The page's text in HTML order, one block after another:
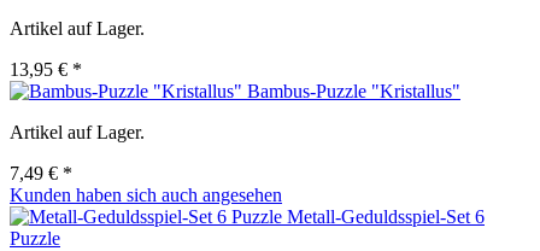
Artikel auf Lager.
13,95 € *
Bambus-Puzzle "Kristallus"
Artikel auf Lager.
7,49 € *
Kunden haben sich auch angesehen
Metall-Geduldsspiel-Set 6
Puzzle